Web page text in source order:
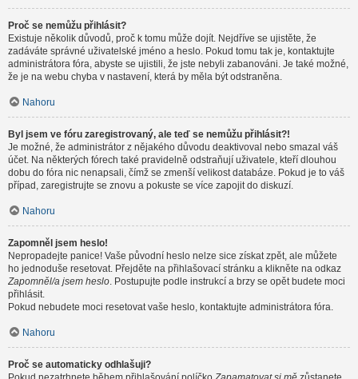
Proč se nemůžu přihlásit?
Existuje několik důvodů, proč k tomu může dojít. Nejdříve se ujistěte, že
zadáváte správné uživatelské jméno a heslo. Pokud tomu tak je, kontaktujte
administrátora fóra, abyste se ujistili, že jste nebyli zabanováni. Je také možné,
že je na webu chyba v nastavení, která by měla být odstraněna.
Nahoru
Byl jsem ve fóru zaregistrovaný, ale teď se nemůžu přihlásit?!
Je možné, že administrátor z nějakého důvodu deaktivoval nebo smazal váš
účet. Na některých fórech také pravidelně odstraňují uživatele, kteří dlouhou
dobu do fóra nic nenapsali, čímž se zmenší velikost databáze. Pokud je to váš
případ, zaregistrujte se znovu a pokuste se více zapojit do diskuzí.
Nahoru
Zapomněl jsem heslo!
Nepropadejte panice! Vaše původní heslo nelze sice získat zpět, ale můžete
ho jednoduše resetovat. Přejděte na přihlašovací stránku a klikněte na odkaz
Zapomněl/a jsem heslo. Postupujte podle instrukcí a brzy se opět budete moci
přihlásit.
Pokud nebudete moci resetovat vaše heslo, kontaktujte administrátora fóra.
Nahoru
Proč se automaticky odhlašuji?